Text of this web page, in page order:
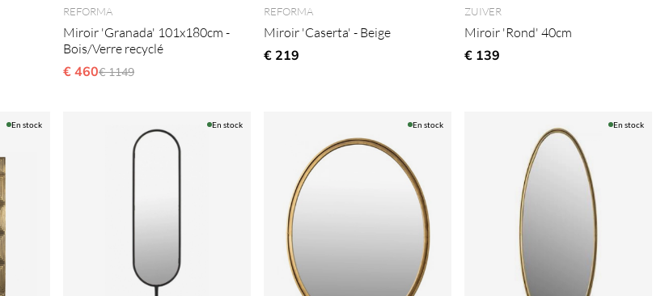
REFORMA
Miroir 'Granada' 101x180cm -
Bois/Verre recyclé
€ 460Prix régulier:
€ 1149
REFORMA
Miroir 'Caserta' - Beige
€ 219
ZUIVER
Miroir 'Rond' 40cm
€ 139
En stock En stock En stock En stock